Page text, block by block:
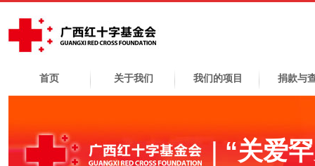
首页 关于我们 我们的项目 捐款与
“关爱